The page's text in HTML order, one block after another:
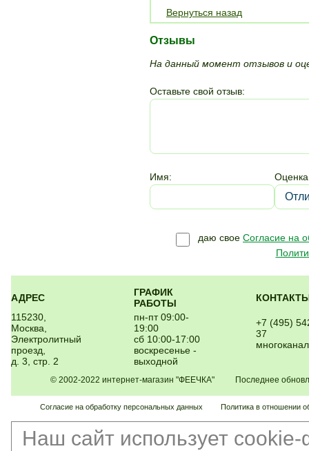
Вернуться назад
Отзывы
На данный момент отзывов и
Оставьте свой отзыв:
Имя:
даю свое Согласие на
АДРЕС
ГРАФИК
РАБОТЫ
115230,
Москва,
Электролитный
проезд,
д. 3, стр. 2
пн-пт 09:00-
19:00
сб 10:00-17:00
воскресенье -
выходной
+7 (495)
37
© 2002-2022 интернет-магазин "ФЕЕЧКА" Последнее
Согласие на обработку персональных данных Политика в отношении
Наш сайт использует